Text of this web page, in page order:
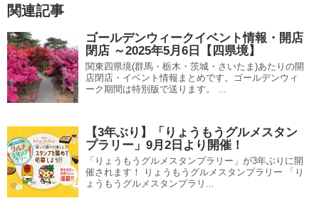
関連記事
ゴールデンウィークイベント情報・開店
閉店 ～2025年5月6日【四県境】
関東四県境(群馬・栃木・茨城・さいたま)あたりの開
店閉店・イベント情報まとめです。ゴールデンウィ
ーク期間は特別版で送ります。 ...
【3年ぶり】「りょうもうグルメスタン
プラリー」9月2日より開催！
「りょうもうグルメスタンプラリー」が3年ぶりに開
催されます！ りょうもうグルメスタンプラリー 「り
ょうもうグルメスタンプラリ...